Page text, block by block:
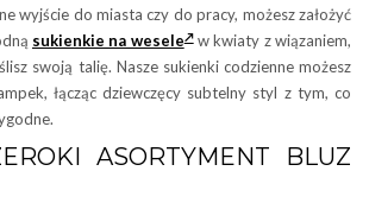
wyjście do miasta czy do pracy, możesz założyć
sukienkie na wesele w kwiaty z wiązaniem,
swoją talię. Nasze sukienki codzienne możesz
łącząc dziewczęcy subtelny styl z tym, co
ASORTYMENT BLUZ